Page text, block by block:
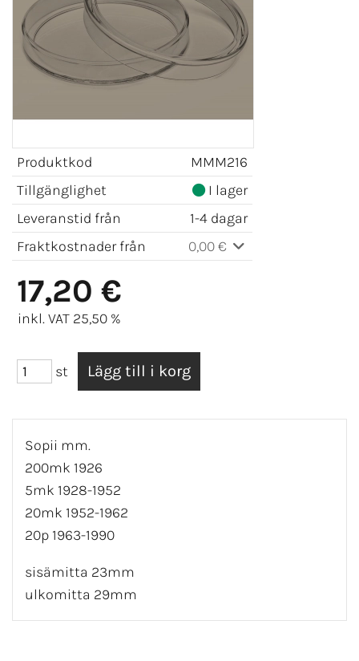
Produktkod
MMM216
Tillgänglighet
I lager
Leveranstid från
1-4 dagar
Fraktkostnader från
0,00 €
17,20 €
inkl. VAT 25,50 %
st
Sopii mm.
200mk 1926
5mk 1928-1952
20mk 1952-1962
20p 1963-1990
sisämitta 23mm
ulkomitta 29mm